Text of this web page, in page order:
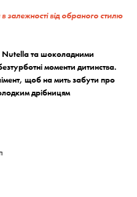
залежності від обраного стилю
Nutella та шоколадними
моменти дитинства.
щоб на мить забути про
дрібницям